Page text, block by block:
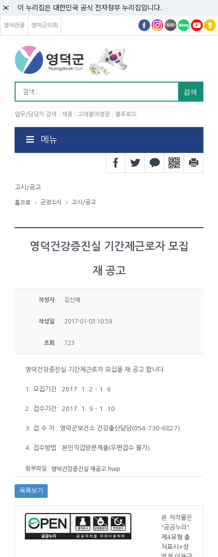
이 누리집은 대한민국 공식 전자정부 누리집입니다.
영덕관광 영덕군의회
업무/담당자 검색 채용 고래불야영장 블루로드
메뉴
고시/공고
홈으로 군정소식 고시/공고
영덕건강증진실 기간제근로자 모집
재 공고
작성자 김신예
작성일 2017-01-03 10:59
조회 723
영덕건강증진실 기간제근로자 모집을 재 공고 합니다.
1. 모집기간 : 2017. 1. 2 - 1. 6
2. 접수기간 : 2017. 1. 9 - 1. 10
3. 접 수 처 : 영덕군보건소 건강출산담당(054-730-6827)
4. 접수방법 : 본인직접방문제출(우편접수 불가)
첨부파일 : 영덕건강증진실 재공고.hwp
목록보기
본 저작물은
"공공누리"
제4유형:출
처표시+상